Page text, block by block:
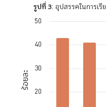
รูปที่ 3: อุปสรรคในการเ
Bar chart with 6 bars.
The chart has 1 Y axis
ร้อยละ
20
30
40
50